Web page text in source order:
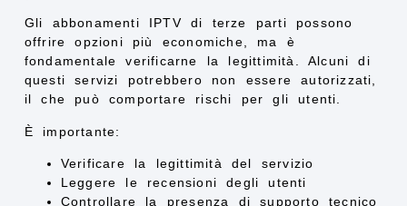
Gli abbonamenti IPTV di terze parti possono
offrire opzioni più economiche, ma è
fondamentale verificarne la legittimità. Alcuni di
questi servizi potrebbero non essere autorizzati,
il che può comportare rischi per gli utenti.
È importante:
Verificare la legittimità del servizio
Leggere le recensioni degli utenti
Controllare la presenza di supporto tecnico